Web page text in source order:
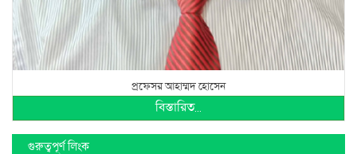
প্রফেসর আহাম্মদ হোসেন
বিস্তারিত...
গুরুত্বপূর্ণ লিংক